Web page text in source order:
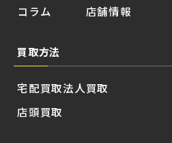
コラム
店舗情報
買取方法
宅配買取
店頭買取
法人買取